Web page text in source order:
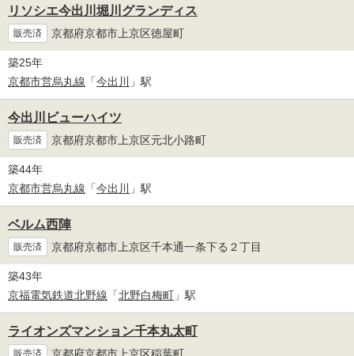
リソシエ今出川堀川グランディス
販売済 京都府京都市上京区徳屋町
築25年
京都市営烏丸線 「今出川 」駅
今出川ビューハイツ
販売済 京都府京都市上京区元北小路町
築44年
京都市営烏丸線 「今出川 」駅
ベルム西陣
販売済 京都府京都市上京区千本通一条下る２丁目
築43年
京福電気鉄道北野線 「北野白梅町 」駅
ライオンズマンション千本丸太町
販売済 京都府京都市上京区稲葉町